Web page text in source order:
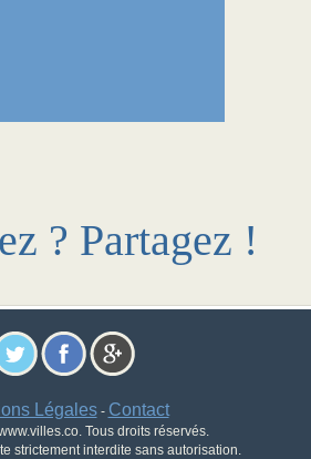
? Partagez !
Légales- Contact
Tous droits réservés.
strictement interdite sans autorisation.